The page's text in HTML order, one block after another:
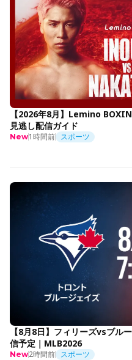
【2026年8月】Lemino
見逃し配信ガイド
New1時間前 スポーツ
【8月8日】フィリーズvsブル
信予定｜MLB2026
New2時間前 スポーツ